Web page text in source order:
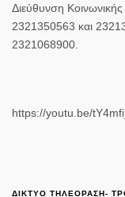
Διεύθυνση
2321350563 και
2321068900.
https://youtu.be/
ΔΙΚΤΥΟ ΤΗΛΕΟΡΑΣΗ-